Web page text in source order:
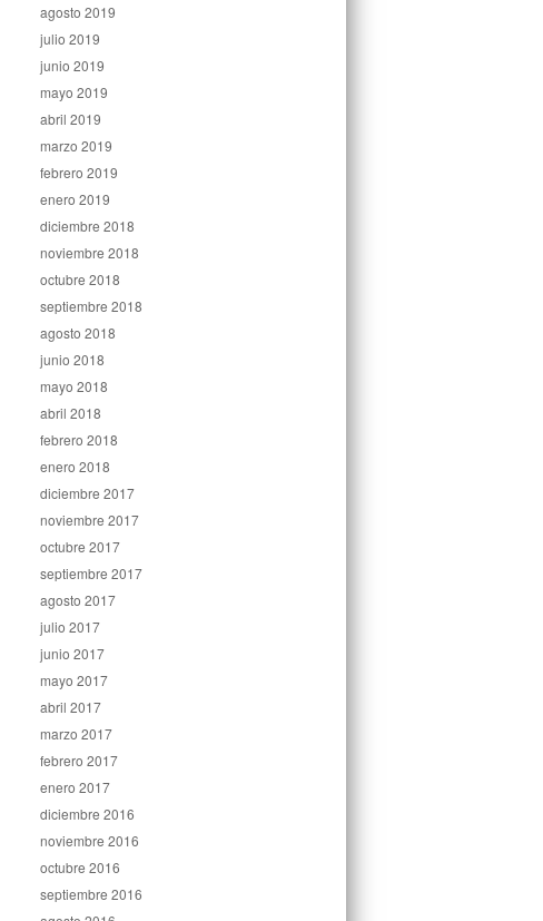
agosto 2019
julio 2019
junio 2019
mayo 2019
abril 2019
marzo 2019
febrero 2019
enero 2019
diciembre 2018
noviembre 2018
octubre 2018
septiembre 2018
agosto 2018
junio 2018
mayo 2018
abril 2018
febrero 2018
enero 2018
diciembre 2017
noviembre 2017
octubre 2017
septiembre 2017
agosto 2017
julio 2017
junio 2017
mayo 2017
abril 2017
marzo 2017
febrero 2017
enero 2017
diciembre 2016
noviembre 2016
octubre 2016
septiembre 2016